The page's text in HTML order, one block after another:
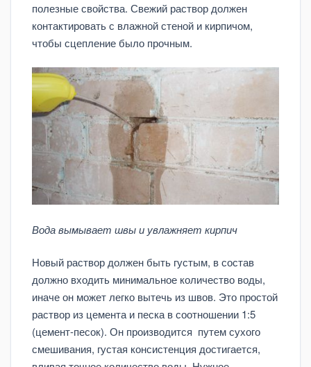
полезные свойства. Свежий раствор должен
контактировать с влажной стеной и кирпичом,
чтобы сцепление было прочным.
Вода вымывает швы и увлажняет кирпич
Новый раствор должен быть густым, в состав
должно входить минимальное количество воды,
иначе он может легко вытечь из швов. Это простой
раствор из цемента и песка в соотношении 1:5
(цемент-песок). Он производится путем сухого
смешивания, густая консистенция достигается,